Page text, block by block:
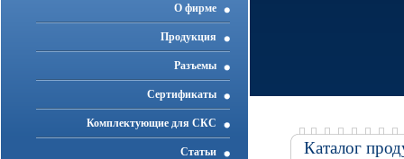
О фирме
Продукция
Разъемы
Cертификаты
Комплектующие для СКС
Статьи Каталог